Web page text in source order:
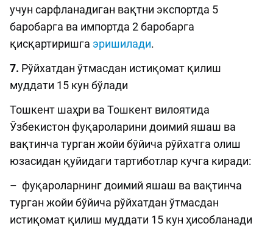
учун сарфланадиган вақтни экспортда 5
баробарга ва импортда 2 баробарга
қисқартиришга эришилади.
7. Рўйхатдан ўтмасдан истиқомат қилиш
муддати 15 кун бўлади
Тошкент шаҳри ва Тошкент вилоятида
Ўзбекистон фуқароларини доимий яшаш ва
вақтинча турган жойи бўйича рўйхатга олиш
юзасидан қуйидаги тартиботлар кучга киради:
– фуқароларнинг доимий яшаш ва вақтинча
турган жойи бўйича рўйхатдан ўтмасдан
истиқомат қилиш муддати 15 кун ҳисобланади